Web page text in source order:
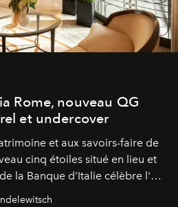
Rome, nouveau QG
et undercover
et aux savoirs-faire de
cinq étoiles situé en lieu et
la Banque d'Italie célèbre l'art
son élégance intemporelle.